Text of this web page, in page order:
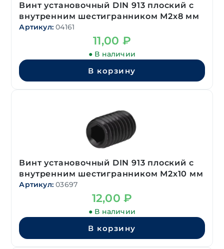
Винт установочный DIN 913 плоский с
внутренним шестигранником М2х8 мм
Артикул: 04161
11,00 ₽
● В наличии
В корзину
Винт установочный DIN 913 плоский с
внутренним шестигранником М2х10 мм
Артикул: 03697
12,00 ₽
● В наличии
В корзину